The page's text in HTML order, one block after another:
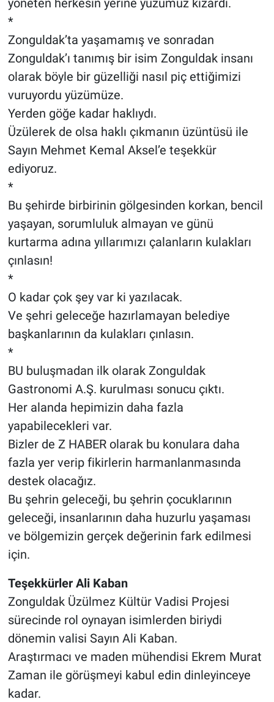
yöneten herkesin yerine yüzümüz kızardı.
*
Zonguldak’ta yaşamamış ve sonradan
Zonguldak’ı tanımış bir isim Zonguldak insanı
olarak böyle bir güzelliği nasıl piç ettiğimizi
vuruyordu yüzümüze.
Yerden göğe kadar haklıydı.
Üzülerek de olsa haklı çıkmanın üzüntüsü ile
Sayın Mehmet Kemal Aksel’e teşekkür
ediyoruz.
*
Bu şehirde birbirinin gölgesinden korkan, bencil
yaşayan, sorumluluk almayan ve günü
kurtarma adına yıllarımızı çalanların kulakları
çınlasın!
*
O kadar çok şey var ki yazılacak.
Ve şehri geleceğe hazırlamayan belediye
başkanlarının da kulakları çınlasın.
*
BU buluşmadan ilk olarak Zonguldak
Gastronomi A.Ş. kurulması sonucu çıktı.
Her alanda hepimizin daha fazla
yapabilecekleri var.
Bizler de Z HABER olarak bu konulara daha
fazla yer verip fikirlerin harmanlanmasında
destek olacağız.
Bu şehrin geleceği, bu şehrin çocuklarının
geleceği, insanlarının daha huzurlu yaşaması
ve bölgemizin gerçek değerinin fark edilmesi
için.
Teşekkürler Ali Kaban
Zonguldak Üzülmez Kültür Vadisi Projesi
sürecinde rol oynayan isimlerden biriydi
dönemin valisi Sayın Ali Kaban.
Araştırmacı ve maden mühendisi Ekrem Murat
Zaman ile görüşmeyi kabul edin dinleyinceye
kadar.